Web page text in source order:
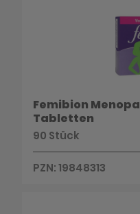
Femibion
Tabletten
90 Stück
PZN: 19848313